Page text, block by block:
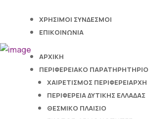
ΧΡΉΣΙΜΟΙ ΣΎΝΔΕΣΜΟΙ
ΕΠΙΚΟΙΝΩΝΊΑ
ΑΡΧΙΚΉ
ΠΕΡΙΦΕΡΕΙΑΚΌ ΠΑΡΑΤΗΡΗΤΉΡΙΟ
ΧΑΙΡΕΤΙΣΜΌΣ ΠΕΡΙΦΕΡΕΙΆΡΧΗ
ΠΕΡΙΦΈΡΕΙΑ ΔΥΤΙΚΉΣ ΕΛΛΆΔΑΣ
ΘΕΣΜΙΚΌ ΠΛΑΊΣΙΟ